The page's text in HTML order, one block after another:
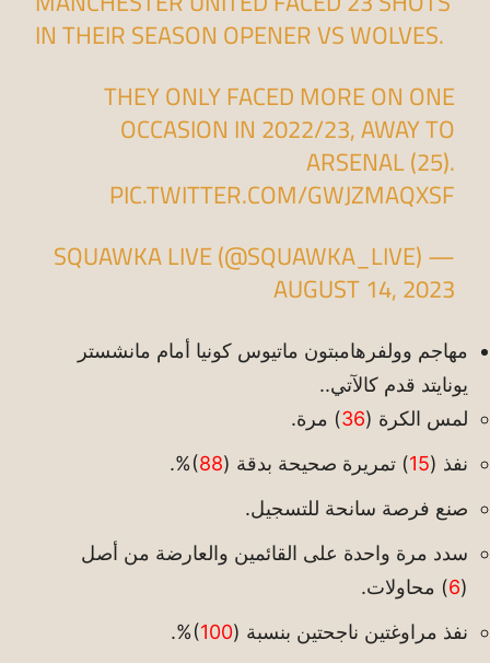
IN THEIR SEASON OPENER VS WOLVES.
THEY ONLY FACED MORE ON ONE
OCCASION IN 2022/23, AWAY TO
ARSENAL (25).
PIC.TWITTER.COM/GWJZMAQXSF
— SQUAWKA LIVE (@SQUAWKA_LIVE)
AUGUST 14, 2023
مهاجم وولفرهامبتون ماتيوس كونيا أمام مانشستر
يونايتد قدم كالآتي..
لمس الكرة (36) مرة.
نفذ (15) تمريرة صحيحة بدقة (88
)%.
صنع فرصة سانحة للتسجيل.
سدد مرة واحدة على القائمين والعارضة من أصل
(
6) محاولات.
نفذ مراوغتين ناجحتين بنسبة (100
)%.